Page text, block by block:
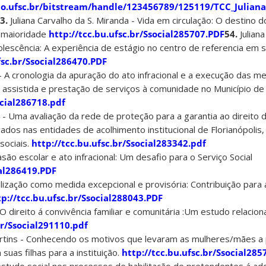
bitstream/handle/123456789/125119/
Juliana Carvalho da S. Miranda - Vida em circulação: O destino
http://tcc.bu.ufsc.br/Ssocial285707.PDF54.
A experiência de estágio no centro de referencia em
Ssocial286470.PDF
A cronologia da apuração do ato infracional e a execução das
e prestação de serviços à comunidade no Município de
Uma avaliação da rede de proteção para a garantia ao direito
nas entidades de acolhimento institucional de
http://tcc.bu.ufsc.br/Ssocial283342.pdf
escolar e ato infracional: Um desafio para o Serviço Social
como medida excepcional e provisória: Contribuição para
tcc.bu.ufsc.br/Ssocial288043.PDF
direito á convivência familiar e comunitária :Um estudo
- Conhecendo os motivos que levaram as mulheres/mães
filhas para a instituição. http://tcc.bu.ufsc.br/